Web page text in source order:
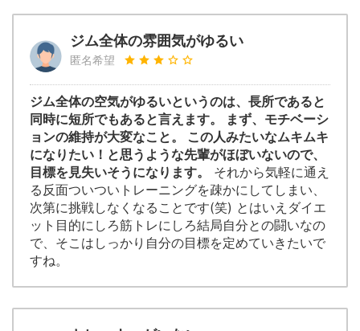
ジム全体の雰囲気がゆるい
匿名希望
ジム全体の空気がゆるいというのは、長所であると
同時に短所でもあると言えます。 まず、モチベーシ
ョンの維持が大変なこと。 この人みたいなムキムキ
になりたい！と思うような先輩がほぼいないので、
目標を見失いそうになります。
それから気軽に通え
る反面ついついトレーニングを疎かにしてしまい、
次第に挑戦しなくなることです(笑) とはいえダイエ
ット目的にしろ筋トレにしろ結局自分との闘いなの
で、そこはしっかり自分の目標を定めていきたいで
すね。